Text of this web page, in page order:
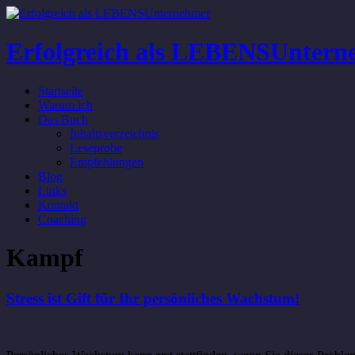
Erfolgreich als
Startseite
Warum ich
Das Buch
Inhaltsverzeichnis
Leseprobe
Empfehlungen
Blog
Links
Kontakt
Coaching
Kampf
Stress ist Gift für Ihr persönliches Wachstum!